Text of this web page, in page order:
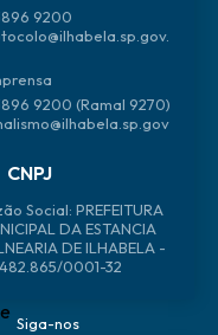
9200
9200 (Ramal 9270)
CNPJ
0001-32
Siga-nos